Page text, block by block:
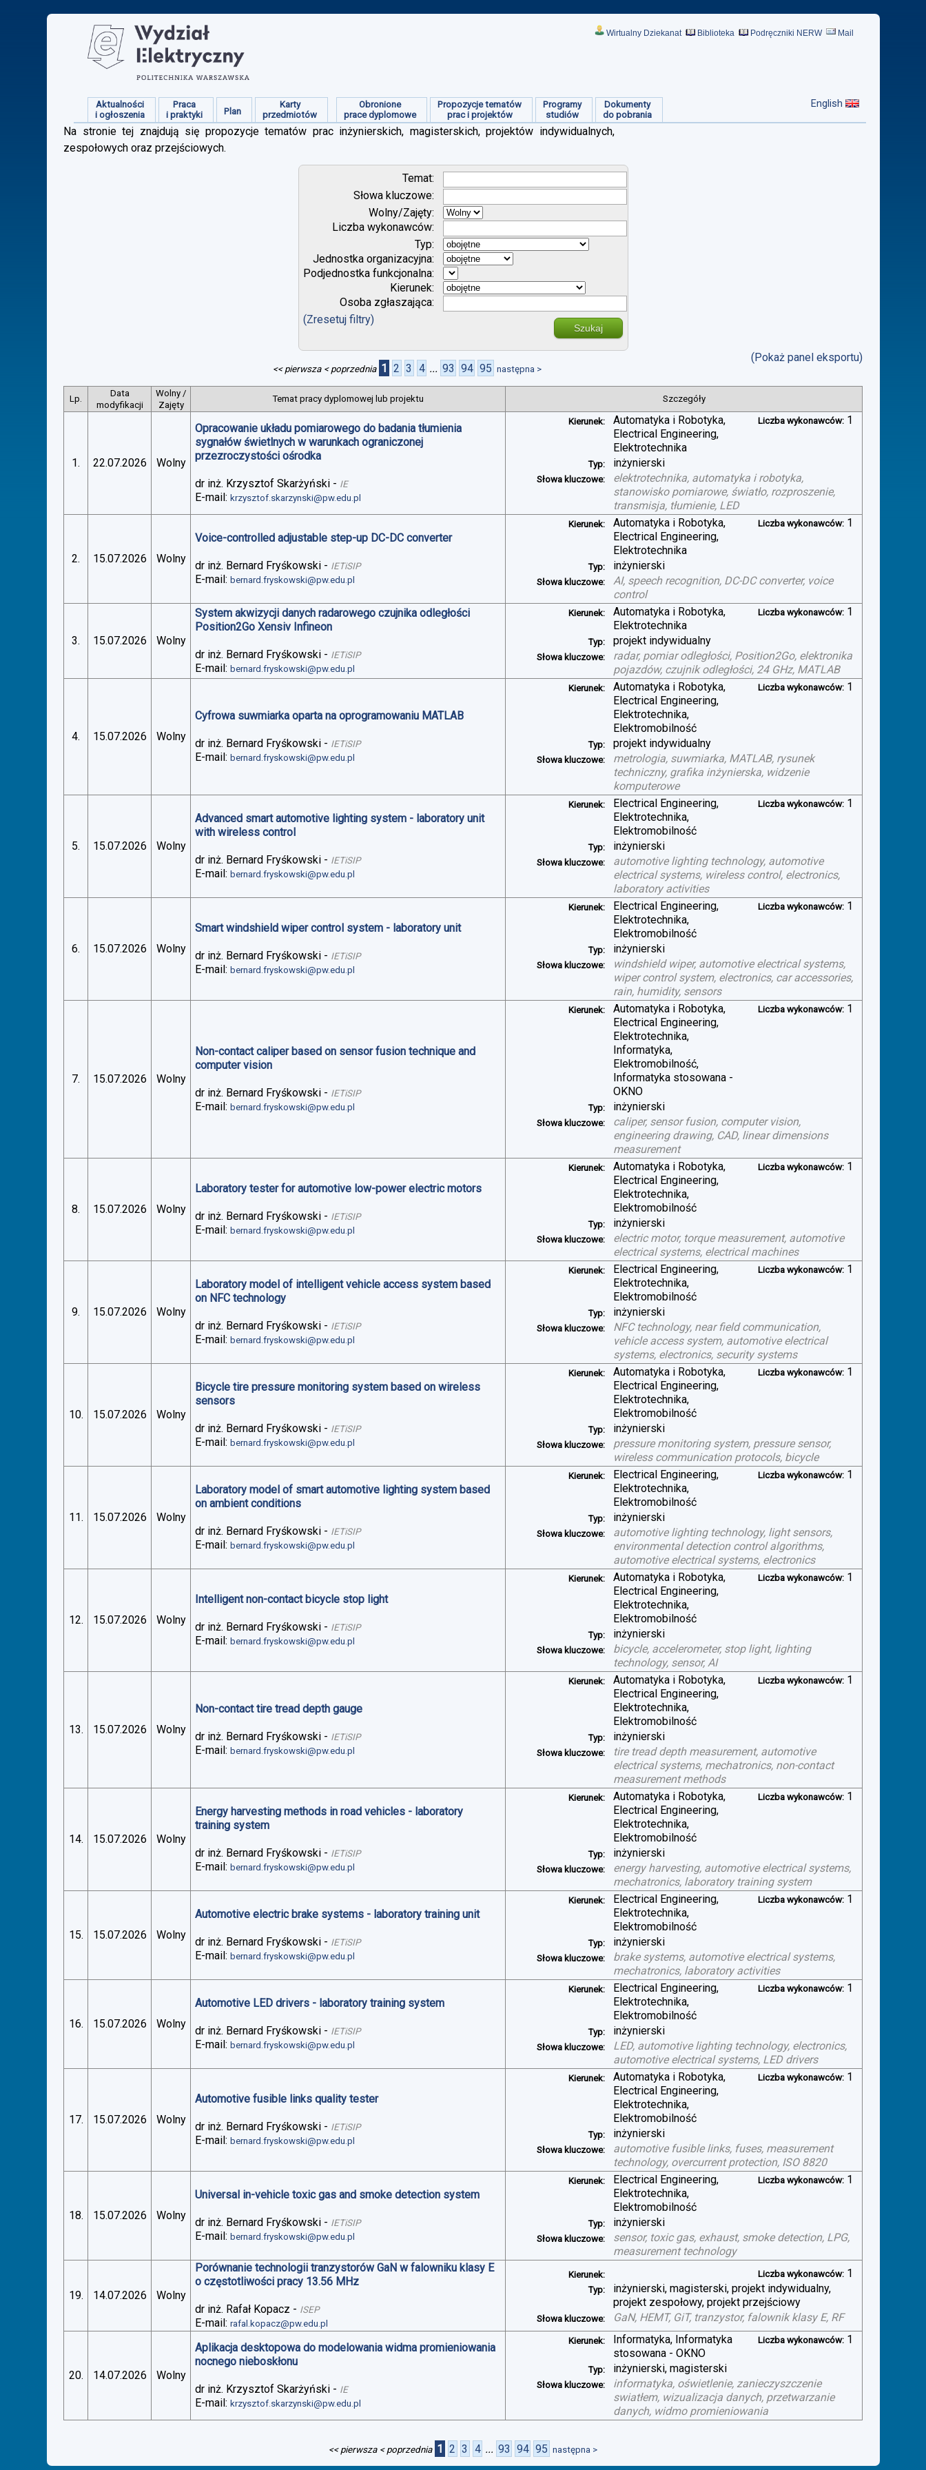
Wirtualny Dziekanat Biblioteka Podręczniki NERW Mail
Aktualności
i ogłoszenia
Praca
i praktyki
Plan
Karty
przedmiotów
Obronione
prace dyplomowe
Propozycje tematów
prac i projektów
Programy
studiów
Dokumenty
do pobrania
English
Na stronie tej znajdują się propozycje tematów prac inżynierskich, magisterskich, projektów indywidualnych,
zespołowych oraz przejściowych.
Temat:
Słowa kluczowe:
Wolny/Zajęty:
Liczba wykonawców:
Typ:
Jednostka organizacyjna:
Podjednostka funkcjonalna:
Kierunek:
Osoba zgłaszająca:
(Zresetuj filtry)
Szukaj
(Pokaż panel eksportu)
<< pierwsza < poprzednia 1 2 3 4 ... 93 94 95 następna >
Lp.
Data
modyfikacji
Wolny /
Zajęty
Temat pracy dyplomowej lub projektu Szczegóły
1. 22.07.2026 Wolny
Opracowanie układu pomiarowego do badania tłumienia
sygnałów świetlnych w warunkach ograniczonej
przezroczystości ośrodka
dr inż. Krzysztof Skarżyński - IE
E-mail:krzysztof.skarzynski@pw.edu.pl
Kierunek:
Automatyka i Robotyka,
Electrical Engineering,
Elektrotechnika
Liczba wykonawców: 1
Typ: inżynierski
Słowa kluczowe:
elektrotechnika, automatyka i robotyka,
stanowisko pomiarowe, światło, rozproszenie,
transmisja, tłumienie, LED
2. 15.07.2026 Wolny
Voice-controlled adjustable step-up DC-DC converter
dr inż. Bernard Fryśkowski - IETiSIP
E-mail:bernard.fryskowski@pw.edu.pl
Kierunek:
Automatyka i Robotyka,
Electrical Engineering,
Elektrotechnika
Liczba wykonawców: 1
Typ: inżynierski
Słowa kluczowe:
AI, speech recognition, DC-DC converter, voice
control
3. 15.07.2026 Wolny
System akwizycji danych radarowego czujnika odległości
Position2Go Xensiv Infineon
dr inż. Bernard Fryśkowski - IETiSIP
E-mail:bernard.fryskowski@pw.edu.pl
Kierunek:
Automatyka i Robotyka,
Elektrotechnika
Liczba wykonawców: 1
Typ: projekt indywidualny
Słowa kluczowe:
radar, pomiar odległości, Position2Go, elektronika
pojazdów, czujnik odległości, 24 GHz, MATLAB
4. 15.07.2026 Wolny
Cyfrowa suwmiarka oparta na oprogramowaniu MATLAB
dr inż. Bernard Fryśkowski - IETiSIP
E-mail:bernard.fryskowski@pw.edu.pl
Kierunek:
Automatyka i Robotyka,
Electrical Engineering,
Elektrotechnika,
Elektromobilność
Liczba wykonawców: 1
Typ: projekt indywidualny
Słowa kluczowe:
metrologia, suwmiarka, MATLAB, rysunek
techniczny, grafika inżynierska, widzenie
komputerowe
5. 15.07.2026 Wolny
Advanced smart automotive lighting system - laboratory unit
with wireless control
dr inż. Bernard Fryśkowski - IETiSIP
E-mail:bernard.fryskowski@pw.edu.pl
Kierunek:
Electrical Engineering,
Elektrotechnika,
Elektromobilność
Liczba wykonawców: 1
Typ: inżynierski
Słowa kluczowe:
automotive lighting technology, automotive
electrical systems, wireless control, electronics,
laboratory activities
6. 15.07.2026 Wolny
Smart windshield wiper control system - laboratory unit
dr inż. Bernard Fryśkowski - IETiSIP
E-mail:bernard.fryskowski@pw.edu.pl
Kierunek:
Electrical Engineering,
Elektrotechnika,
Elektromobilność
Liczba wykonawców: 1
Typ: inżynierski
Słowa kluczowe:
windshield wiper, automotive electrical systems,
wiper control system, electronics, car accessories,
rain, humidity, sensors
7. 15.07.2026 Wolny
Non-contact caliper based on sensor fusion technique and
computer vision
dr inż. Bernard Fryśkowski - IETiSIP
E-mail:bernard.fryskowski@pw.edu.pl
Kierunek:
Automatyka i Robotyka,
Electrical Engineering,
Elektrotechnika,
Informatyka,
Elektromobilność,
Informatyka stosowana -
OKNO
Liczba wykonawców: 1
Typ: inżynierski
Słowa kluczowe:
caliper, sensor fusion, computer vision,
engineering drawing, CAD, linear dimensions
measurement
8. 15.07.2026 Wolny
Laboratory tester for automotive low-power electric motors
dr inż. Bernard Fryśkowski - IETiSIP
E-mail:bernard.fryskowski@pw.edu.pl
Kierunek:
Automatyka i Robotyka,
Electrical Engineering,
Elektrotechnika,
Elektromobilność
Liczba wykonawców: 1
Typ: inżynierski
Słowa kluczowe:
electric motor, torque measurement, automotive
electrical systems, electrical machines
9. 15.07.2026 Wolny
Laboratory model of intelligent vehicle access system based
on NFC technology
dr inż. Bernard Fryśkowski - IETiSIP
E-mail:bernard.fryskowski@pw.edu.pl
Kierunek:
Electrical Engineering,
Elektrotechnika,
Elektromobilność
Liczba wykonawców: 1
Typ: inżynierski
Słowa kluczowe:
NFC technology, near field communication,
vehicle access system, automotive electrical
systems, electronics, security systems
10. 15.07.2026 Wolny
Bicycle tire pressure monitoring system based on wireless
sensors
dr inż. Bernard Fryśkowski - IETiSIP
E-mail:bernard.fryskowski@pw.edu.pl
Kierunek:
Automatyka i Robotyka,
Electrical Engineering,
Elektrotechnika,
Elektromobilność
Liczba wykonawców: 1
Typ: inżynierski
Słowa kluczowe:
pressure monitoring system, pressure sensor,
wireless communication protocols, bicycle
11. 15.07.2026 Wolny
Laboratory model of smart automotive lighting system based
on ambient conditions
dr inż. Bernard Fryśkowski - IETiSIP
E-mail:bernard.fryskowski@pw.edu.pl
Kierunek:
Electrical Engineering,
Elektrotechnika,
Elektromobilność
Liczba wykonawców: 1
Typ: inżynierski
Słowa kluczowe:
automotive lighting technology, light sensors,
environmental detection control algorithms,
automotive electrical systems, electronics
12. 15.07.2026 Wolny
Intelligent non-contact bicycle stop light
dr inż. Bernard Fryśkowski - IETiSIP
E-mail:bernard.fryskowski@pw.edu.pl
Kierunek:
Automatyka i Robotyka,
Electrical Engineering,
Elektrotechnika,
Elektromobilność
Liczba wykonawców: 1
Typ: inżynierski
Słowa kluczowe:
bicycle, accelerometer, stop light, lighting
technology, sensor, AI
13. 15.07.2026 Wolny
Non-contact tire tread depth gauge
dr inż. Bernard Fryśkowski - IETiSIP
E-mail:bernard.fryskowski@pw.edu.pl
Kierunek:
Automatyka i Robotyka,
Electrical Engineering,
Elektrotechnika,
Elektromobilność
Liczba wykonawców: 1
Typ: inżynierski
Słowa kluczowe:
tire tread depth measurement, automotive
electrical systems, mechatronics, non-contact
measurement methods
14. 15.07.2026 Wolny
Energy harvesting methods in road vehicles - laboratory
training system
dr inż. Bernard Fryśkowski - IETiSIP
E-mail:bernard.fryskowski@pw.edu.pl
Kierunek:
Automatyka i Robotyka,
Electrical Engineering,
Elektrotechnika,
Elektromobilność
Liczba wykonawców: 1
Typ: inżynierski
Słowa kluczowe:
energy harvesting, automotive electrical systems,
mechatronics, laboratory training system
15. 15.07.2026 Wolny
Automotive electric brake systems - laboratory training unit
dr inż. Bernard Fryśkowski - IETiSIP
E-mail:bernard.fryskowski@pw.edu.pl
Kierunek:
Electrical Engineering,
Elektrotechnika,
Elektromobilność
Liczba wykonawców: 1
Typ: inżynierski
Słowa kluczowe:
brake systems, automotive electrical systems,
mechatronics, laboratory activities
16. 15.07.2026 Wolny
Automotive LED drivers - laboratory training system
dr inż. Bernard Fryśkowski - IETiSIP
E-mail:bernard.fryskowski@pw.edu.pl
Kierunek:
Electrical Engineering,
Elektrotechnika,
Elektromobilność
Liczba wykonawców: 1
Typ: inżynierski
Słowa kluczowe:
LED, automotive lighting technology, electronics,
automotive electrical systems, LED drivers
17. 15.07.2026 Wolny
Automotive fusible links quality tester
dr inż. Bernard Fryśkowski - IETiSIP
E-mail:bernard.fryskowski@pw.edu.pl
Kierunek:
Automatyka i Robotyka,
Electrical Engineering,
Elektrotechnika,
Elektromobilność
Liczba wykonawców: 1
Typ: inżynierski
Słowa kluczowe:
automotive fusible links, fuses, measurement
technology, overcurrent protection, ISO 8820
18. 15.07.2026 Wolny
Universal in-vehicle toxic gas and smoke detection system
dr inż. Bernard Fryśkowski - IETiSIP
E-mail:bernard.fryskowski@pw.edu.pl
Kierunek:
Electrical Engineering,
Elektrotechnika,
Elektromobilność
Liczba wykonawców: 1
Typ: inżynierski
Słowa kluczowe:
sensor, toxic gas, exhaust, smoke detection, LPG,
measurement technology
19. 14.07.2026 Wolny
Porównanie technologii tranzystorów GaN w falowniku klasy E
o częstotliwości pracy 13.56 MHz
dr inż. Rafał Kopacz - ISEP
E-mail:rafal.kopacz@pw.edu.pl
Kierunek: Liczba wykonawców: 1
Typ:
inżynierski, magisterski, projekt indywidualny,
projekt zespołowy, projekt przejściowy
Słowa kluczowe: GaN, HEMT, GiT, tranzystor, falownik klasy E, RF
20. 14.07.2026 Wolny
Aplikacja desktopowa do modelowania widma promieniowania
nocnego nieboskłonu
dr inż. Krzysztof Skarżyński - IE
E-mail:krzysztof.skarzynski@pw.edu.pl
Kierunek:
Informatyka, Informatyka
stosowana - OKNO
Liczba wykonawców: 1
Typ: inżynierski, magisterski
Słowa kluczowe:
informatyka, oświetlenie, zanieczyszczenie
swiatłem, wizualizacja danych, przetwarzanie
danych, widmo promieniowania
<< pierwsza < poprzednia 1 2 3 4 ... 93 94 95 następna >